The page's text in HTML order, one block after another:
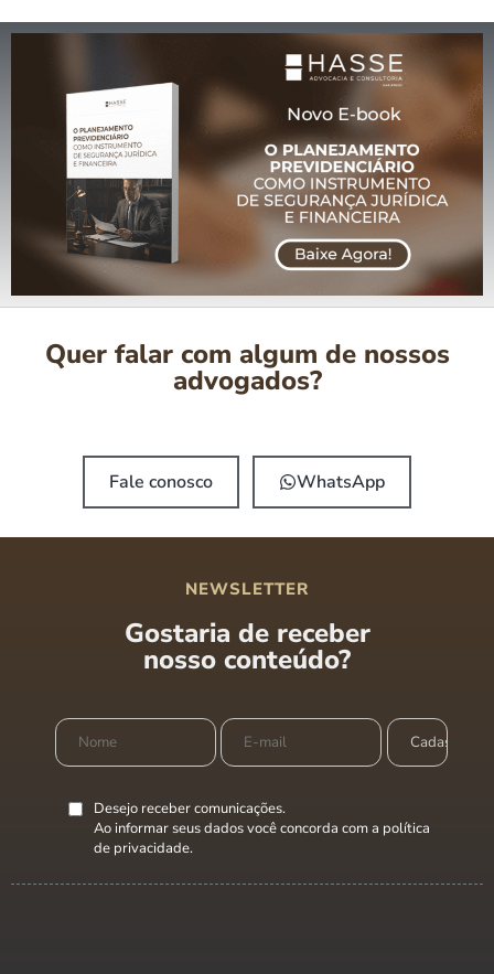
Quer falar com algum de nossos
advogados?
Fale conosco WhatsApp
NEWSLETTER
Gostaria de receber
nosso conteúdo?
Desejo receber comunicações.
Ao informar seus dados você concorda com a política
de privacidade.